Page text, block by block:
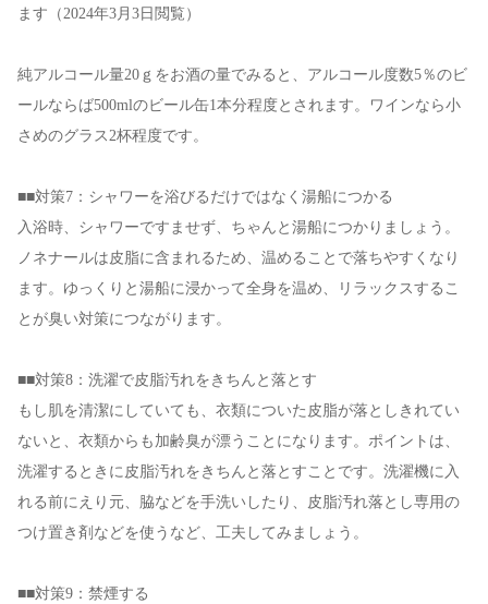
ます（2024年3月3日閲覧）
純アルコール量20ｇをお酒の量でみると、アルコール度数5％のビ
ールならば500mlのビール缶1本分程度とされます。ワインなら小
さめのグラス2杯程度です。
■■対策7：シャワーを浴びるだけではなく湯船につかる
入浴時、シャワーですませず、ちゃんと湯船につかりましょう。
ノネナールは皮脂に含まれるため、温めることで落ちやすくなり
ます。ゆっくりと湯船に浸かって全身を温め、リラックスするこ
とが臭い対策につながります。
■■対策8：洗濯で皮脂汚れをきちんと落とす
もし肌を清潔にしていても、衣類についた皮脂が落としきれてい
ないと、衣類からも加齢臭が漂うことになります。ポイントは、
洗濯するときに皮脂汚れをきちんと落とすことです。洗濯機に入
れる前にえり元、脇などを手洗いしたり、皮脂汚れ落とし専用の
つけ置き剤などを使うなど、工夫してみましょう。
■■対策9：禁煙する